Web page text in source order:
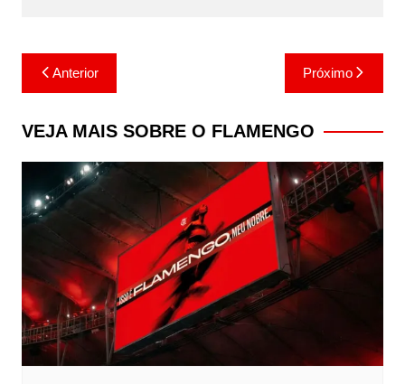
Navegação
de
Post
Anterior Próximo
VEJA MAIS SOBRE O FLAMENGO